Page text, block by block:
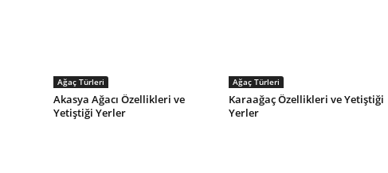
Ağaç Türleri
Akasya Ağacı Özellikleri ve
Yetiştiği Yerler
Ağaç Türleri
Karaağaç Özellikleri ve Yetiştiği
Yerler